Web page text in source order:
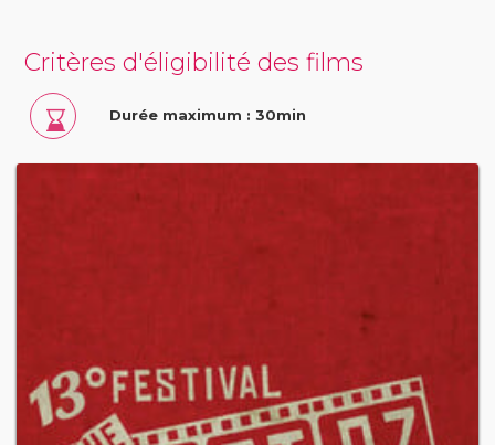
Critères d'éligibilité des films
Durée maximum : 30min